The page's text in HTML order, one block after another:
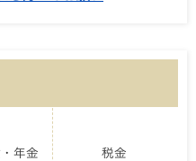
年金 税金